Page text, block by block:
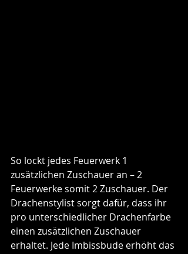
So lockt jedes Feuerwerk 1
zusätzlichen Zuschauer an – 2
Feuerwerke somit 2 Zuschauer. Der
Drachenstylist sorgt dafür, dass ihr
pro unterschiedlicher Drachenfarbe
einen zusätzlichen Zuschauer
erhaltet. Jede Imbissbude erhöht das